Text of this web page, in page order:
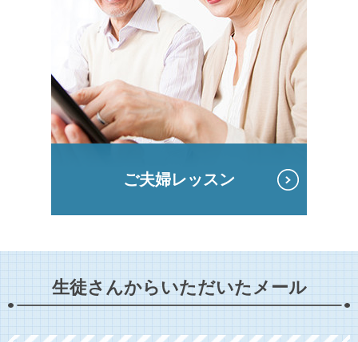
ご夫婦レッスン
生徒さんからいただいたメール